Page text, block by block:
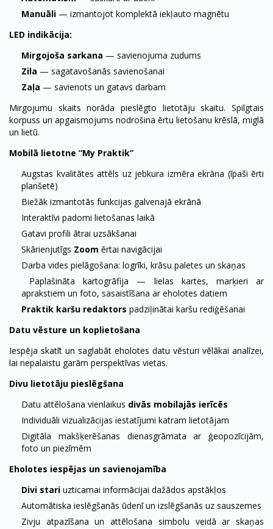
Manuāli — izmantojot komplektā iekļauto magnētu
LED indikācija:
Mirgojoša sarkana — savienojuma zudums
Zila — sagatavošanās savienošanai
Zaļa — savienots un gatavs darbam
Mirgojumu skaits norāda pieslēgto lietotāju skaitu. Spilgtais
korpuss un apgaismojums nodrošina ērtu lietošanu krēslā, miglā
un lietū.
Mobilā lietotne “My Praktik”
Augstas kvalitātes attēls uz jebkura izmēra ekrāna (īpaši ērti
planšetē)
Biežāk izmantotās funkcijas galvenajā ekrānā
Interaktīvi padomi lietošanas laikā
Gatavi profili ātrai uzsākšanai
Skārienjutīgs Zoom ērtai navigācijai
Darba vides pielāgošana: logrīki, krāsu paletes un skaņas
Paplašināta kartogrāfija — lielas kartes, marķieri ar
aprakstiem un foto, sasaistīšana ar eholotes datiem
Praktik karšu redaktors padziļinātai karšu rediģēšanai
Datu vēsture un koplietošana
Iespēja skatīt un saglabāt eholotes datu vēsturi vēlākai analīzei,
lai nepalaistu garām perspektīvas vietas.
Divu lietotāju pieslēgšana
Datu attēlošana vienlaikus divās mobilajās ierīcēs
Individuāli vizualizācijas iestatījumi katram lietotājam
Digitāla makšķerēšanas dienasgrāmata ar ģeopozīcijām,
foto un piezīmēm
Eholotes iespējas un savienojamība
Divi stari uzticamai informācijai dažādos apstākļos
Automātiska ieslēgšanās ūdenī un izslēgšanās uz sauszemes
Zivju atpazīšana un attēlošana simbolu veidā ar skaņas